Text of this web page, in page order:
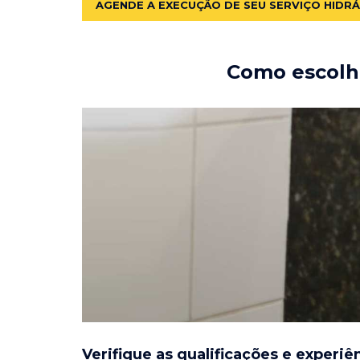
AGENDE A EXECUÇÃO DE SEU SERVIÇO
Como
Verifique as qualificações e